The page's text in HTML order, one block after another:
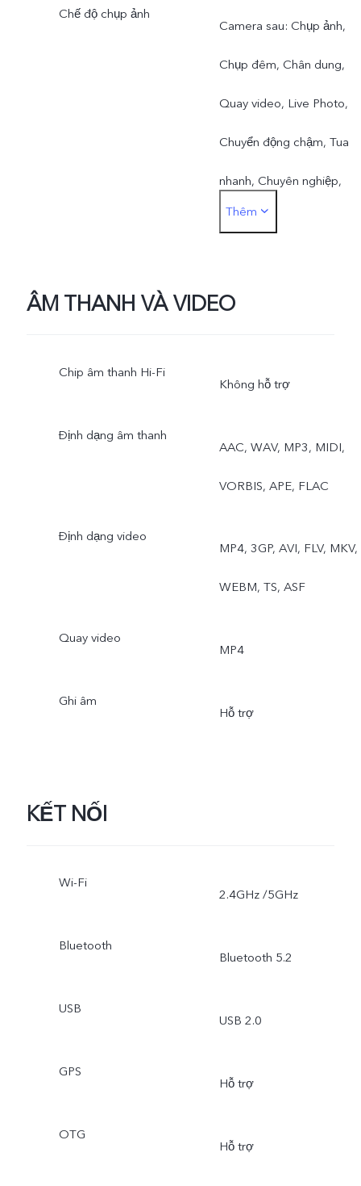
Chế độ chụp ảnh
Camera sau: Chụp ảnh,
Chụp đêm, Chân dung,
Quay video, Live Photo,
Chuyển động chậm, Tua
nhanh, Chuyên nghiệp,
Toàn cảnh, Căn chỉnh tài
50MP
Chụp đêm, Chân dung,
Thêm
ÂM THANH VÀ VIDEO
Chip âm thanh Hi-Fi
Không hỗ trợ
Định dạng âm thanh
AAC, WAV, MP3, MIDI,
VORBIS, APE, FLAC
Định dạng video
MP4, 3GP, AVI, FLV, MKV,
WEBM, TS, ASF
Quay video
MP4
Ghi âm
Hỗ trợ
KẾT NỐI
Wi-Fi
2.4GHz /5GHz
Bluetooth
Bluetooth 5.2
USB
USB 2.0
GPS
Hỗ trợ
OTG
Hỗ trợ